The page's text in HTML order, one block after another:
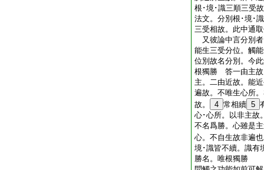
根･境･識三順三受
法文。分別根･境･
三受相故。此中通
又彼論中言分別
能生三受分位。觸
位別故名分別。今
根獨勝 答一由主故
主。二由近故。能
遍故。不唯生心所
故。
4 常相續 5
心･心所。以非主故
不名爲勝。心雖是
心。不自生故非遍
境･識皆不續。識有
勝名。唯根獨勝